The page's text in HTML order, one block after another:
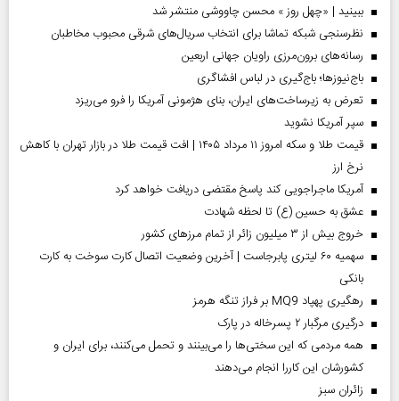
ببینید | «چهل روز » محسن چاووشی منتشر شد
نظرسنجی شبکه تماشا برای انتخاب سریال‌های شرقی محبوب مخاطبان
رسانه‌های برون‌مرزی راویان جهانی اربعین
باج‌نیوزها؛ باج‌گیری در لباس افشاگری
تعرض به زیرساخت‌های ایران، بنای هژمونی آمریکا را فرو می‌ریزد
سپر آمریکا نشوید
قیمت طلا و سکه امروز ۱۱ مرداد ۱۴۰۵ | افت قیمت طلا در بازار تهران با کاهش
نرخ ارز
آمریکا ماجراجویی کند پاسخ مقتضی دریافت خواهد کرد
عشق به حسین (ع) تا لحظه شهادت
خروج بیش از ۳ میلیون زائر از تمام مرز‌های کشور
سهمیه ۶۰ لیتری پابرجاست | آخرین وضعیت اتصال کارت سوخت به کارت
بانکی
رهگیری پهپاد MQ9 بر فراز تنگه هرمز
درگیری مرگبار ۲ پسرخاله در پارک
همه مردمی که این سختی‌ها را می‌بینند و تحمل می‌کنند، برای ایران و
کشورشان این کاررا انجام می‌دهند
‌زائران سبز